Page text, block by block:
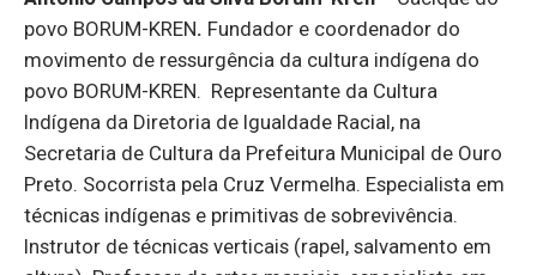
povo BORUM-KREN. Fundador e coordenador do
movimento de ressurgência da cultura indígena do
povo BORUM-KREN. Representante da Cultura
Indígena da Diretoria de Igualdade Racial, na
Secretaria de Cultura da Prefeitura Municipal de Ouro
Preto. Socorrista pela Cruz Vermelha. Especialista em
técnicas indígenas e primitivas de sobrevivência.
Instrutor de técnicas verticais (rapel, salvamento em